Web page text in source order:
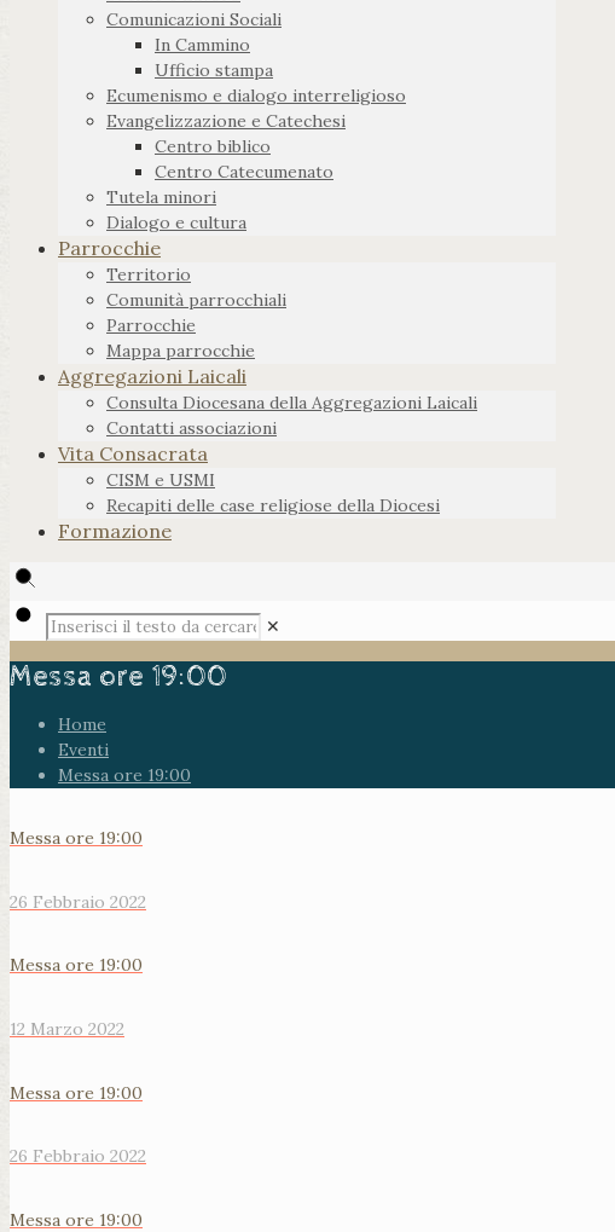
Comunicazioni Sociali
In Cammino
Ufficio stampa
Ecumenismo e dialogo interreligioso
Evangelizzazione e Catechesi
Centro biblico
Centro Catecumenato
Tutela minori
Dialogo e cultura
Parrocchie
Territorio
Comunità parrocchiali
Parrocchie
Mappa parrocchie
Aggregazioni Laicali
Consulta Diocesana della Aggregazioni Laicali
Contatti associazioni
Vita Consacrata
CISM e USMI
Recapiti delle case religiose della Diocesi
Formazione
✕
Messa ore 19:00
Home
Eventi
Messa ore 19:00
Messa ore 19:00
26 Febbraio 2022
Messa ore 19:00
12 Marzo 2022
Messa ore 19:00
26 Febbraio 2022
Messa ore 19:00